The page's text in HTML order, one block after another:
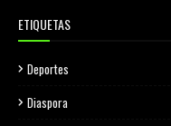
ETIQUETAS
Deportes
Diaspora